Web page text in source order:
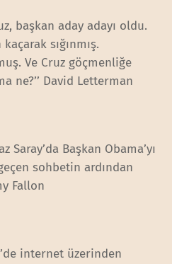
başkan aday adayı oldu.
kaçarak sığınmış.
Ve Cruz göçmenliğe
ne?’’ David Letterman
Saray’da Başkan Obama’yı
sohbetin ardından
Fallon
internet üzerinden